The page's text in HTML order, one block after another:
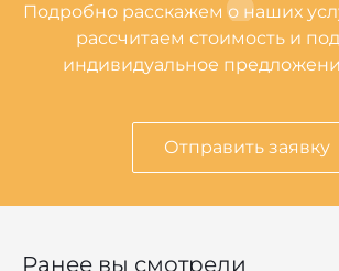
Подробно расскажем о наших
рассчитаем стоимость и
индивидуальное
Отправить заявку
Ранее вы смотрели